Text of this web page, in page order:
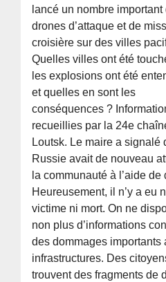
lancé un nombre important
drones d’attaque et de
croisière sur des villes
Quelles villes ont été
les explosions ont été
et quelles en sont les
conséquences ?
recueillies par la 24e
Loutsk. Le maire a signalé
Russie avait de nouveau
la communauté à l’aide de
Heureusement, il n’y a eu
victime ni mort. On ne
non plus d’informations
des dommages importants
infrastructures. Des
trouvent des fragments de